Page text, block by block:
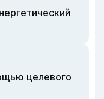
целевого